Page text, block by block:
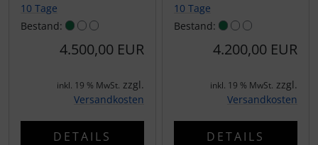
10 Tage
Bestand:
4.500,00 EUR
inkl. 19 % MwSt. zzgl.
Versandkosten
DETAILS
10 Tage
Bestand:
4.200,00 EUR
inkl. 19 % MwSt. zzgl.
Versandkosten
DETAILS
Gravaa
Hammerhead
Hutchinson